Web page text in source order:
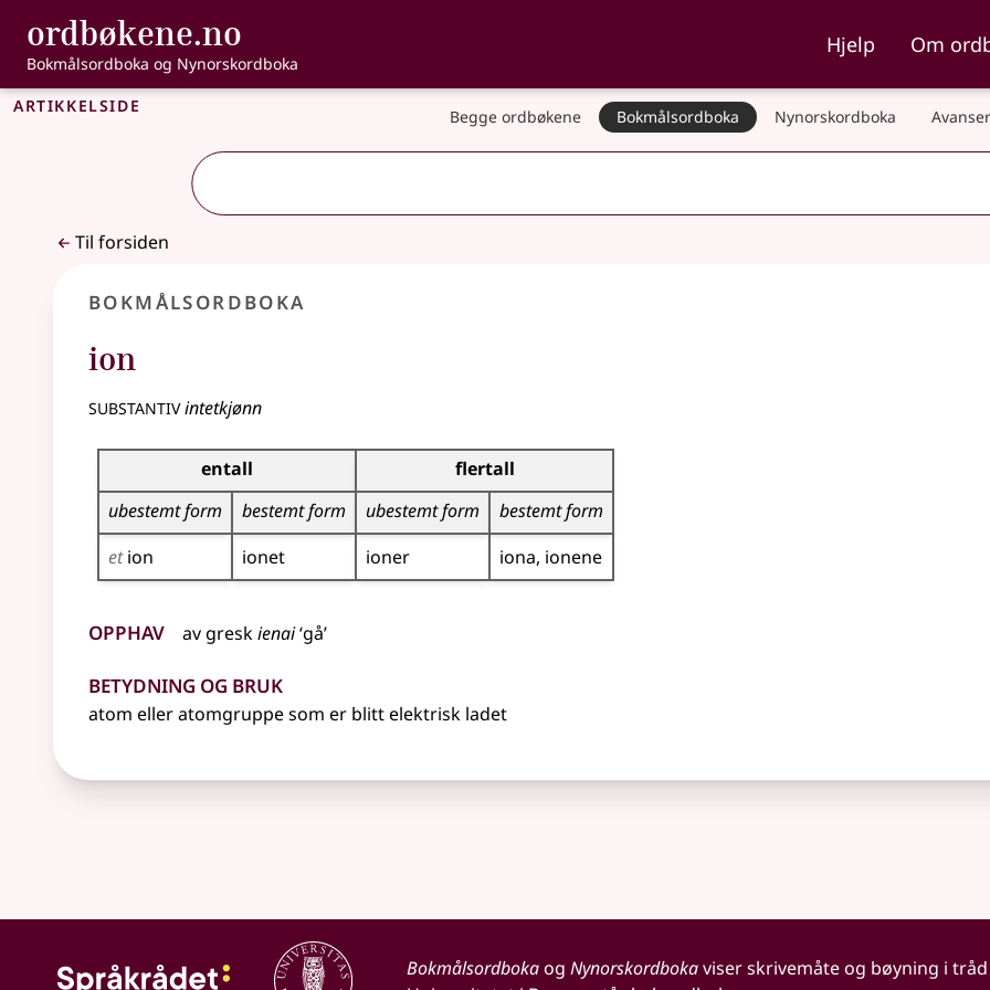
Gå til hovedinnhold
Tilgjengelighet
ordbøkene.no , Bokmålsordboka og Nynorskordboka
Bokmålsordboka og Nynorskordboka
Hjelp Om
Artikkelside Begge ordbøkene Bokmålsordboka Nynorskordboka
Til forsiden
Bokmålsordboka
ion
substantivintetkjønn
Bøyingstabell for dette substantivet
entall
flertall
ubestemt form
bestemt form ubestemt form
bestemt form
etion ionet ioner iona ionene
Opphav av greskienai‘gå’
Betydning og bruk
atom elleratomgruppe som er blitt elektrisk ladet
Bokmålsordbokaog Nynorskordbokaviser skrivemåte og bøyning i